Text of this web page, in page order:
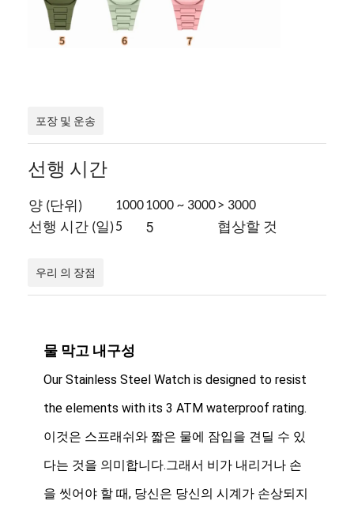
포장 및 운송
선행 시간
양 (단위) 10001000 ~ 3000> 3000
선행 시간 (일)5 5 협상할 것
우리 의 장점
물 막고 내구성
Our Stainless Steel Watch is designed to resist
the elements with its 3 ATM waterproof rating.
이것은 스프래쉬와 짧은 물에 잠입을 견딜 수 있
다는 것을 의미합니다.그래서 비가 내리거나 손
을 씻어야 할 때, 당신은 당신의 시계가 손상되지